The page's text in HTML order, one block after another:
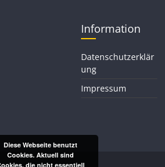
Information
Datenschutzerklär
ung
Impressum
Diese Webseite benutzt
Cookies. Aktuell sind
die nicht essentiell